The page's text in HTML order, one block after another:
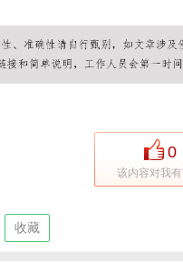
0
该内容对我
收藏